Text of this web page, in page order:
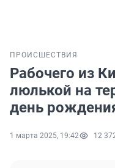
ПРОИСШЕСТВИЯ
Рабочего из
люлькой на
день
1 марта 2025, 19:42 12